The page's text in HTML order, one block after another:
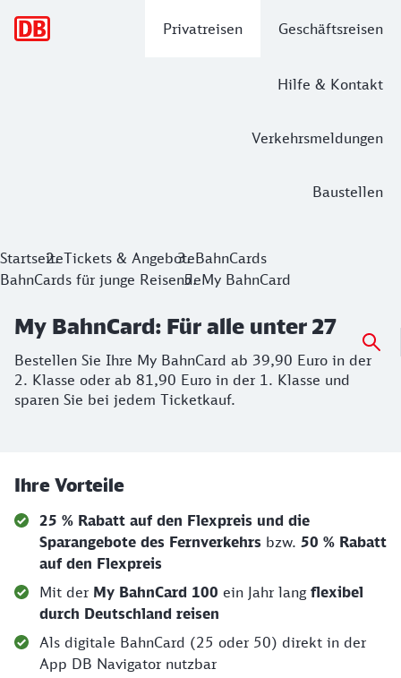
Privatreisen Geschäftsreisen
Hilfe & Kontakt
Verkehrsmeldungen
Baustellen
My BahnCard: Für alle unter 27
Bestellen Sie Ihre My BahnCard ab 39,90 Euro in der 2.
StartseiteTickets & AngeboteBahnCards
BahnCards für junge ReisendeMy BahnCard
My BahnCard: Für alle unter 27
Bestellen Sie Ihre My BahnCard ab 39,90 Euro in der
2. Klasse oder ab 81,90 Euro in der 1. Klasse und
sparen Sie bei jedem Ticketkauf.
Ihre Vorteile
25 % Rabatt auf den Flexpreis und die
Sparangebote des Fernverkehrs bzw. 50 % Rabatt
auf den Flexpreis
Mit der My BahnCard 100 ein Jahr langflexibel
durch Deutschland reisen
Als digitale BahnCard (25 oder 50) direkt in der
App DB Navigator nutzbar